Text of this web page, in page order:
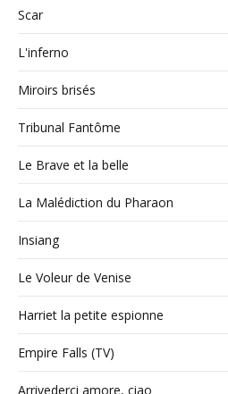
Scar
L'inferno
Miroirs brisés
Tribunal Fantôme
Le Brave et la belle
La Malédiction du Pharaon
Insiang
Le Voleur de Venise
Harriet la petite espionne
Empire Falls (TV)
Arrivederci amore, ciao